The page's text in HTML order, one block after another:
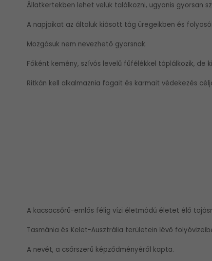
Állatkertekben lehet velük találkozni, ugyanis gyorsan
A napjaikat az általuk kiásott tág üregeikben és
Mozgásuk nem nevezhető gyorsnak.
Főként kemény, szívós levelű fűfélékkel táplálkozik,
Ritkán kell alkalmaznia fogait és karmait védekezés
A kacsacsőrű-emlős félig vízi életmódú életet élő
Tasmánia és Kelet-Ausztrália területein lévő
A nevét, a csőrszerű képződményéről kapta.